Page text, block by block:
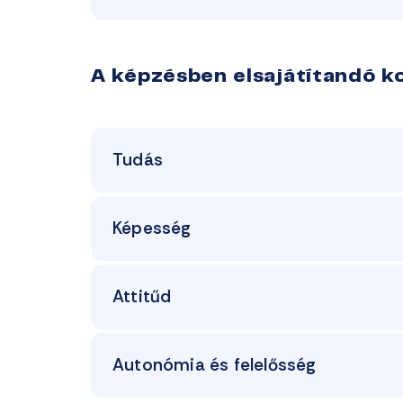
A képzésben elsajátítandó
Tudás
Képesség
Attitűd
Autonómia és felelősség